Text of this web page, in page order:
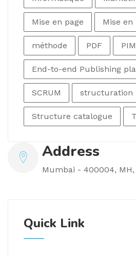
Mise en page Mise en
méthode PDF PIM
End-to-end Publishing
SCRUM structuration
Structure catalogue
Address
Mumbai - 400004, MH,
Quick Link